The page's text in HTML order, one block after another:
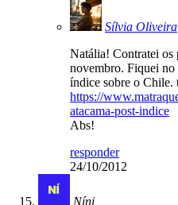
Sílvia Oliveira
Natália! Contratei os
novembro. Fiquei no
índice sobre o Chile.
https://
atacama-post-indice
Abs!
responder
24/10/2012
Níni